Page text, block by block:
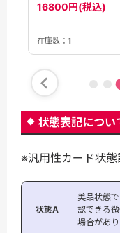
16800円(税込)
在庫数： 1
状態表記につい
※汎用性カード状
状態A
美品状態
認できる
場合があり